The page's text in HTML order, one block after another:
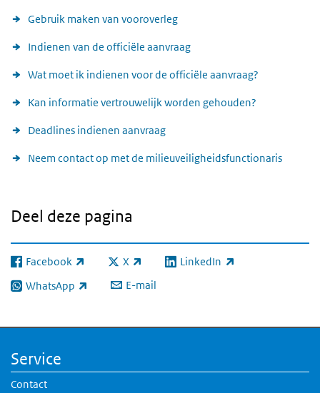
Gebruik maken van vooroverleg
Indienen van de officiële aanvraag
Wat moet ik indienen voor de officiële aanvraag?
Kan informatie vertrouwelijk worden gehouden?
Deadlines indienen aanvraag
Neem contact op met de milieuveiligheidsfunctionaris
Deel deze pagina
Facebook
(externe link) X
(externe link) LinkedIn
(externe link)
WhatsApp
(externe link) E-mail
Service
Contact